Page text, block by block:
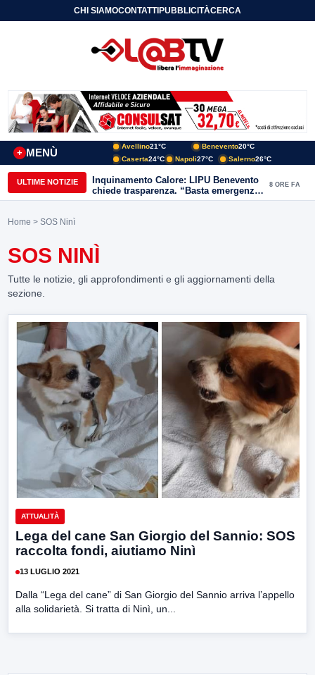
CHI SIAMOCONTATTIPUBBLICITÀCERCA
MENÙ
+
Avellino21°C Benevento20°C
Caserta24°C Napoli27°C Salerno26°C
ULTIME NOTIZIE
Inquinamento Calore: LIPU Benevento
chiede trasparenza. “Basta emergenze:
non possiamo continuare a trattare i
8 ORE FA
Home > SOS Ninì
SOS NINÌ
Tutte le notizie, gli approfondimenti e gli aggiornamenti della
sezione.
ATTUALITÀ
Lega del cane San Giorgio del Sannio: SOS
raccolta fondi, aiutiamo Ninì
13 LUGLIO 2021
Dalla “Lega del cane” di San Giorgio del Sannio arriva l’appello
alla solidarietà. Si tratta di Ninì, un...